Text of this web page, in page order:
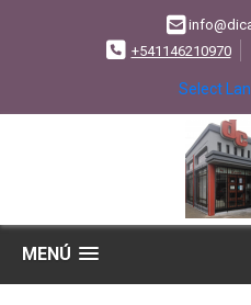
+541146210970
Select
MENÚ